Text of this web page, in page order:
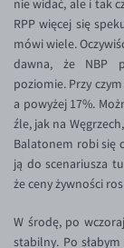
EUR/NZD
EUR/RON
EUR/SGD
EUR/TRY
EUR/ZAR
GBP/USD
USD/CHF
GBP/CHF
nie widać, ale i tak
RPP więcej się
mówi wiele.
dawna, że NBP
poziomie. Przy
a powyżej 17%.
źle, jak na
Balatonem robi się
ją do scenariusza
że ceny żywności
W środę, po
stabilny. Po